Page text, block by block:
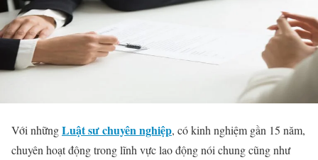
Với nhữngLuật sư chuyên nghiệp, có kinh nghiệm gần 15 năm,
chuyên hoạt động trong lĩnh vực lao động nói chung cũng như